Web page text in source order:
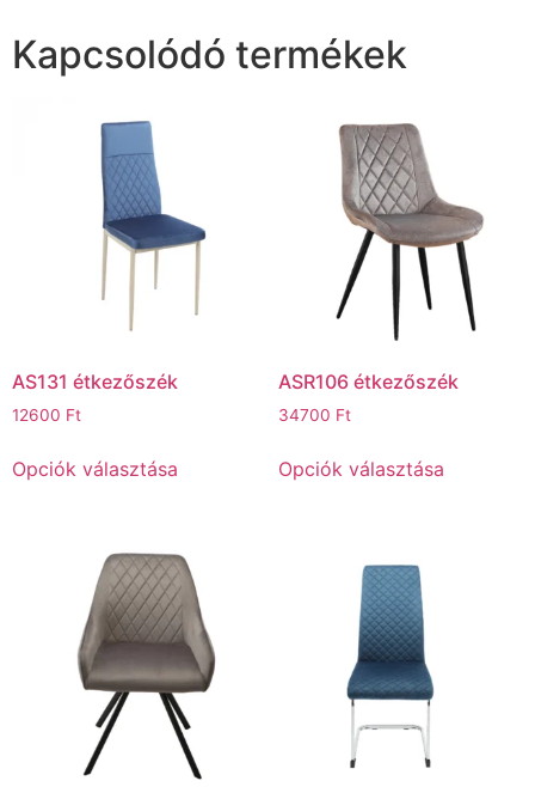
Kapcsolódó termékek
AS131 étkezőszék
12600 Ft
Opciók választása
ASR106 étkezőszék
34700 Ft
Opciók választása